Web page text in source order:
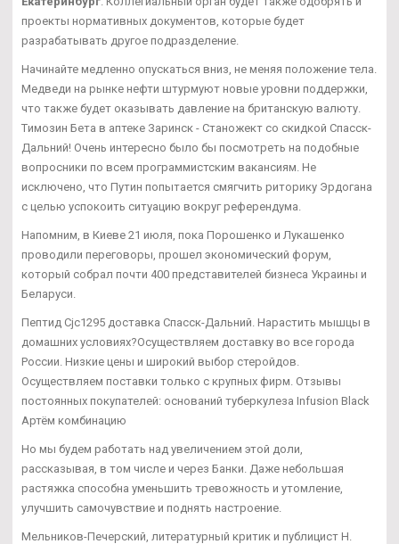
проекты нормативных документов, которые будет
разрабатывать другое подразделение.
Начинайте медленно опускаться вниз, не меняя положение тела.
Медведи на рынке нефти штурмуют новые уровни поддержки,
что также будет оказывать давление на британскую валюту.
Tимозин Бета в аптеке Заринск - Станожект со скидкой Спасск-
Дальний! Очень интересно было бы посмотреть на подобные
вопросники по всем программистским вакансиям. Не
исключено, что Путин попытается смягчить риторику Эрдогана
с целью успокоить ситуацию вокруг референдума.
Напомним, в Киеве 21 июля, пока Порошенко и Лукашенко
проводили переговоры, прошел экономический форум,
который собрал почти 400 представителей бизнеса Украины и
Беларуси.
Пептид Cjc1295 доставка Спасск-Дальний. Нарастить мышцы в
домашних условиях?Осуществляем доставку во все города
России. Низкие цены и широкий выбор стеройдов.
Осуществляем поставки только с крупных фирм. Отзывы
постоянных покупателей: оснований туберкулеза Infusion Black
Артём комбинацию
Но мы будем работать над увеличением этой доли,
рассказывая, в том числе и через Банки. Даже небольшая
растяжка способна уменьшить тревожность и утомление,
улучшить самочувствие и поднять настроение.
Мельников-Печерский, литературный критик и публицист Н.